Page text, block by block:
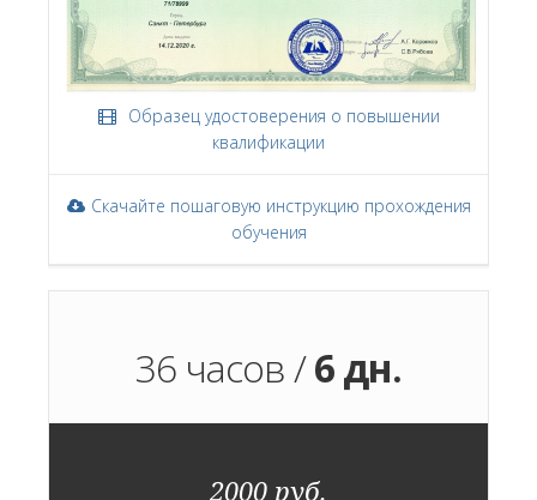
Образец удостоверения о повышении
квалификации
Скачайте пошаговую инструкцию прохождения
обучения
36 часов /6 дн.
2000 руб.